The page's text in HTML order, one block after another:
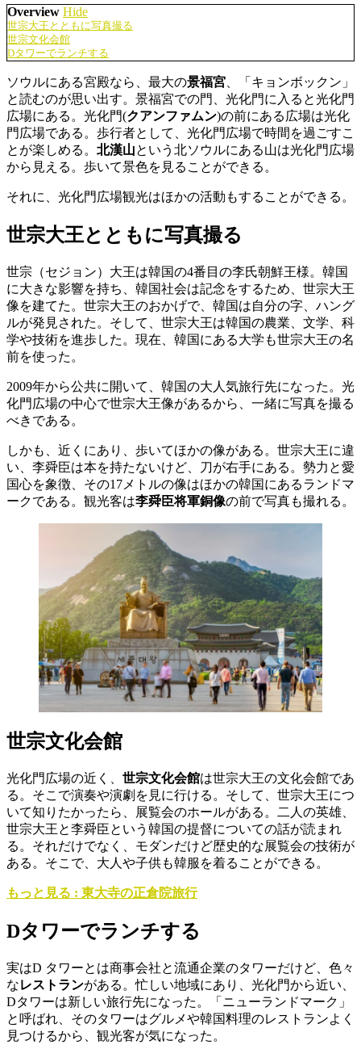
Overview Hide
世宗大王とともに写真撮る
世宗文化会館
Dタワーでランチする
ソウルにある宮殿なら、最大の景福宮 、「キョンボックン」
と読むのが思い出す。景福宮での門、光化門に入ると光化門
広場にある。光化門(クアンファムン)の前にある広場は光化
門広場である。歩行者として、光化門広場で時間を過ごすこ
とが楽しめる。 北漢山という北ソウルにある山は光化門広場
から見える。歩いて景色を見ることができる。
それに、光化門広場観光はほかの活動もすることができる。
世宗大王とともに写真撮る
世宗（セジョン）大王は韓国の4番目の李氏朝鮮王様。韓国
に大きな影響を持ち、韓国社会は記念をするため、世宗大王
像を建てた。世宗大王のおかげで、韓国は自分の字、ハング
ルが発見された。そして、世宗大王は韓国の農業、文学、科
学や技術を進歩した。現在、韓国にある大学も世宗大王の名
前を使った。
2009年から公共に開いて、韓国の大人気旅行先になった。光
化門広場の中心で世宗大王像があるから、一緒に写真を撮る
べきである。
しかも、近くにあり、歩いてほかの像がある。世宗大王に違
い、李舜臣は本を持たないけど、刀が右手にある。勢力と愛
国心を象徴、その17メトルの像はほかの韓国にあるランドマ
ークである。観光客は李舜臣将軍銅像の前で写真も撮れる。
世宗文化会館
光化門広場の近く、 世宗文化会館は世宗大王の文化会館であ
る。そこで演奏や演劇を見に行ける。そして、世宗大王につ
いて知りたかったら、展覧会のホールがある。二人の英雄、
世宗大王と李舜臣という韓国の提督についての話が読まれ
る。それだけでなく、モダンだけど歴史的な展覧会の技術が
ある。そこで、大人や子供も韓服を着ることができる。
もっと見る : 東大寺の正倉院旅行
Dタワーでランチする
実はD タワーとは商事会社と流通企業のタワーだけど、色々
なレストランがある。忙しい地域にあり、光化門から近い、
Dタワーは新しい旅行先になった。「ニューランドマーク」
と呼ばれ、そのタワーはグルメや韓国料理のレストランよく
見つけるから、観光客が気になった。